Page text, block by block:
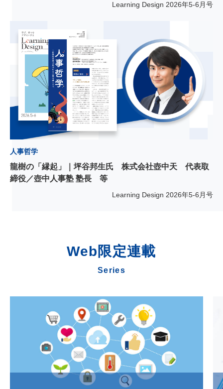
Learning Design 2026年5-6月号
人事哲学
龍樹の「縁起」｜坪谷邦生氏 株式会社壺中天 代表取
締役／壺中人事塾 塾長 等
Learning Design 2026年5-6月号
Web限定連載
Series